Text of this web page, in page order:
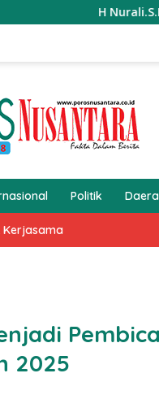
H Nurali.S.E Resmi
Politik
Kerjasama
2025